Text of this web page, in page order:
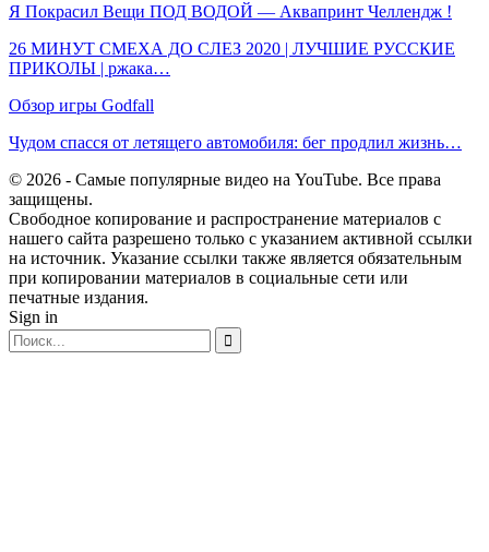
Я Покрасил Вещи ПОД ВОДОЙ — Аквапринт Челлендж !
26 МИНУТ СМЕХА ДО СЛЕЗ 2020 | ЛУЧШИЕ РУССКИЕ
ПРИКОЛЫ | ржака…
Обзор игры Godfall
Чудом спасся от летящего автомобиля: бег продлил жизнь…
© 2026 - Самые популярные видео на YouTube. Все права
защищены.
Свободное копирование и распространение материалов с
нашего сайта разрешено только с указанием активной ссылки
на источник. Указание ссылки также является обязательным
при копировании материалов в социальные сети или
печатные издания.
Sign in